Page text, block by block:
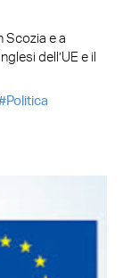
Scozia e a
dell’UE e il
Politica